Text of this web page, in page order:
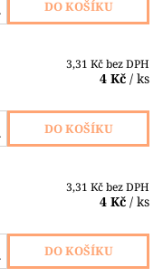
3,31 Kč bez DPH
4 Kč / ks
3,31 Kč bez DPH
4 Kč / ks